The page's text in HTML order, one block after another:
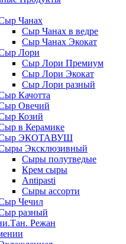
Чанах
Сыр Чанах в ведре
Сыр Чанах Экокат
Лори
Сыр Лори Премиум
Сыр Лори Экокат
Сыр Лори разный
Качотта
Овечий
Козий
в Керамике
ЭКОТАВУШ
Эксклюзивный
Сыры полутведые
Крем сыры
Antipasti
Сыры ассорти
Чечил
разный
Режан